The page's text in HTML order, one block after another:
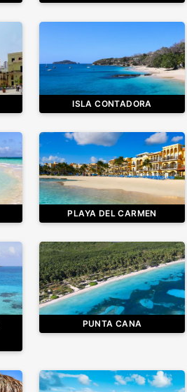
ISLA CONTADORA
PLAYA DEL CARMEN
PUNTA CANA